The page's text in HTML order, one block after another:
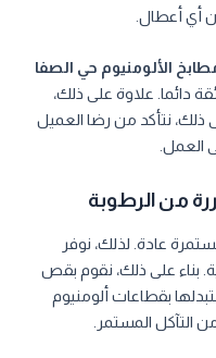
أي أعطال.
الألومنيوم حي الصفا
دائما. علاوة على ذلك،
ذلك، نتأكد من رضا العميل
العمل.
من الرطوبة
عادة. لذلك، نوفر
بناء على ذلك، نقوم بقص
بقطاعات ألومنيوم
التآكل المستمر.